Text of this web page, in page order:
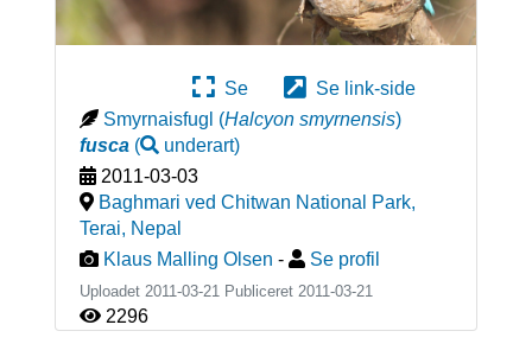
Se
Se link-side
Smyrnaisfugl (Halcyon smyrnensis)
fusca( underart)
2011-03-03
Baghmari ved Chitwan National Park,
Terai, Nepal
Klaus Malling Olsen - Se profil
Uploadet 2011-03-21 Publiceret 2011-03-21
2296